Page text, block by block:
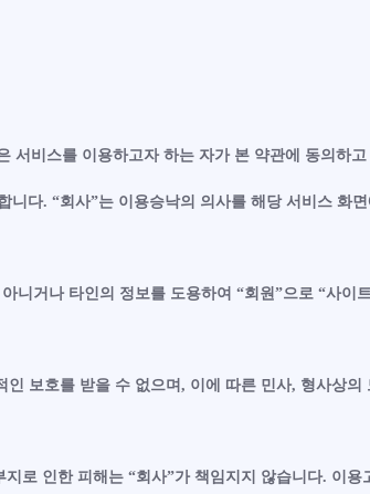
서비스를 이용하고자 하는 자가 본 약관에 동의하
다. “회사”는 이용승낙의 의사를 해당 서비스 화
거나 타인의 정보를 도용하여 “회원”으로 “사이
보호를 받을 수 없으며, 이에 따른 민사, 형사상
로 인한 피해는 “회사”가 책임지지 않습니다. 이